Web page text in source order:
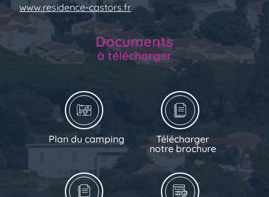
www.residence-castors.fr
Documents
à télécharger
Plan du camping
Télécharger
notre brochure